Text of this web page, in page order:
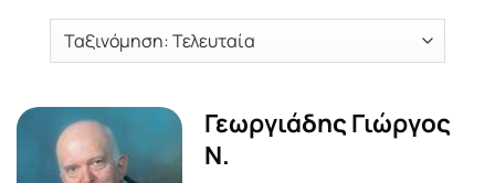
Γεωργιάδης Γιώργος
Ν.